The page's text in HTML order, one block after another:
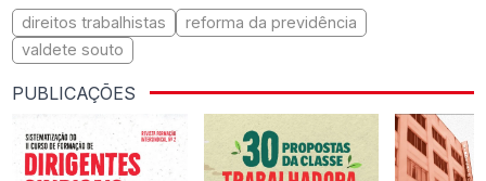
direitos trabalhistas
reforma da previdência
valdete souto
PUBLICAÇÕES